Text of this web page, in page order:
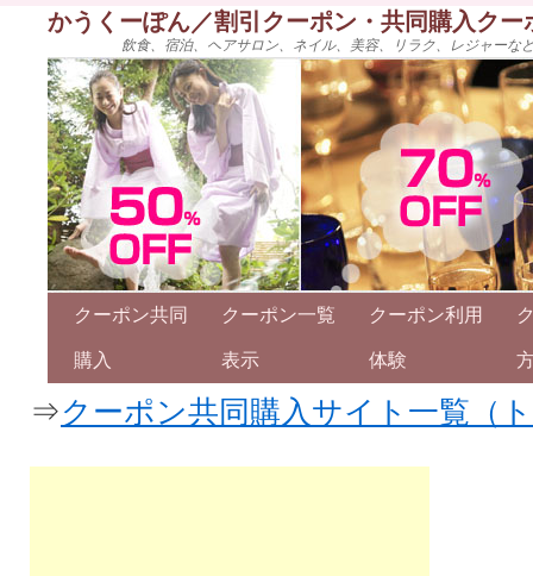
かうくーぽん／割引クーポン・共同購入ク
飲食、宿泊、ヘアサロン、ネイル、美容、リラク、レジャー
クーポン共同
購入
クーポン一覧
表示
クーポン利用
体験
⇒クーポン共同購入サイト一覧（